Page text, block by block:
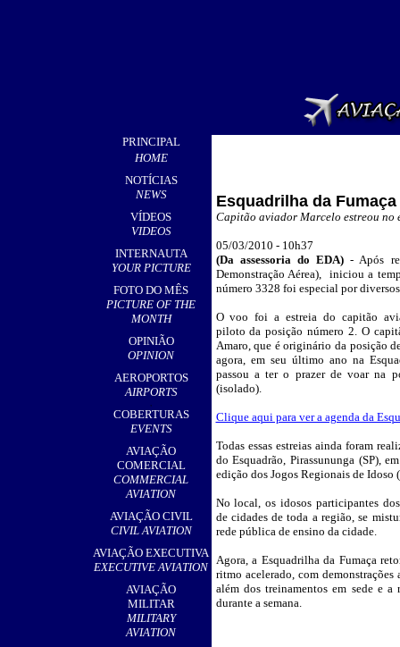
PRINCIPAL
HOME
NOTÍCIAS
NEWS
VÍDEOS
VIDEOS
INTERNAUTA
YOUR PICTURE
FOTO DO MÊS
PICTURE OF THE
MONTH
OPINIÃO
OPINION
AEROPORTOS
AIRPORTS
,
COBERTURAS
EVENTS
AVIAÇÃO
COMERCIAL
COMMERCIAL
AVIATION
AVIAÇÃO CIVIL
CIVIL AVIATION
AVIAÇÃO EXECUTIVA
EXECUTIVE AVIATION
AVIAÇÃO
MILITAR
MILITARY
AVIATION
Esquadrilha da
Capitão aviador Marcelo estreou no
05/03/2010 - 10h37
(Da assessoria do EDA)- Após
Demonstração Aérea), iniciou a
número 3328 foi especial por
O voo foi a estreia do capitão
piloto da posição número 2. O
Amaro, que é originário da posição
agora, em seu último ano na
passou a ter o prazer de voar na
(isolado).
Clique aqui para ver a agenda da
Todas essas estreias ainda foram
do Esquadrão, Pirassununga (SP),
edição dos Jogos Regionais de Idoso
No local, os idosos participantes
de cidades de toda a região, se
rede pública de ensino da cidade.
Agora, a Esquadrilha da Fumaça
ritmo acelerado, com demonstrações
além dos treinamentos em sede e
durante a semana.